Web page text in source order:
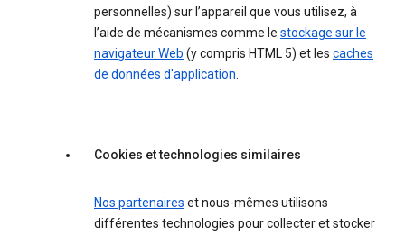
personnelles) sur l’appareil que vous utilisez, à
l’aide de mécanismes comme le stockage sur le
navigateur Web (y compris HTML 5) et les caches
de données d'application.
Cookies et technologies similaires
Nos partenaires et nous-mêmes utilisons
différentes technologies pour collecter et stocker